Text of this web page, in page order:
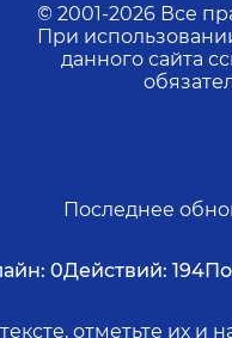
© 2001-2026 Все
При
данного сайта
Последнее
0Действий: 194
отметьте их и